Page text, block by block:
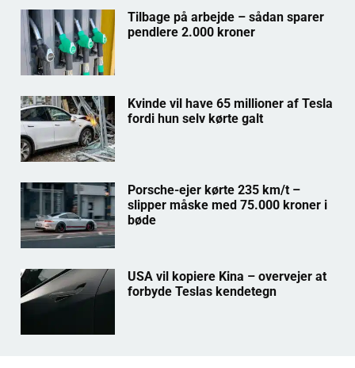
Tilbage på arbejde – sådan sparer
pendlere 2.000 kroner
Kvinde vil have 65 millioner af Tesla
fordi hun selv kørte galt
Porsche-ejer kørte 235 km/t –
slipper måske med 75.000 kroner i
bøde
USA vil kopiere Kina – overvejer at
forbyde Teslas kendetegn